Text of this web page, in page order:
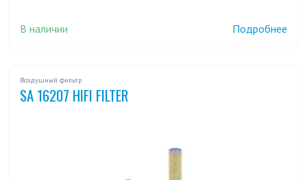
В наличии Подробнее
Воздушный фильтр
SA 16207 HIFI FILTER